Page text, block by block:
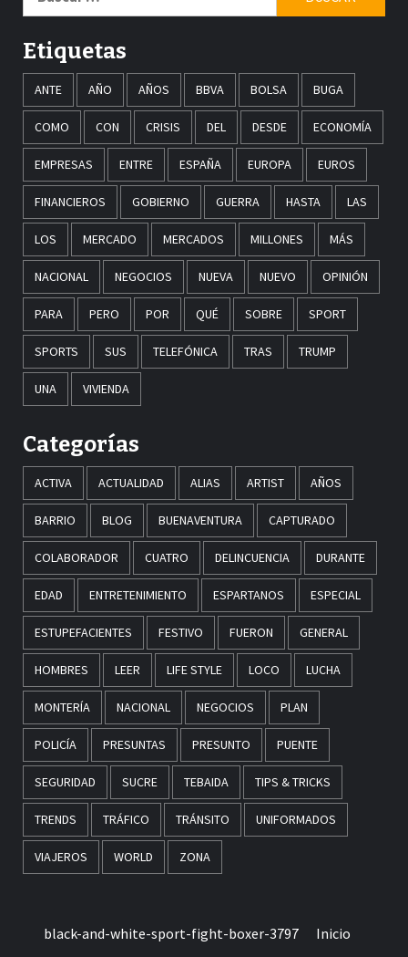
Etiquetas
ANTE AÑO AÑOS BBVA BOLSA BUGA
COMO CON CRISIS DEL DESDE ECONOMÍA
EMPRESAS ENTRE ESPAÑA EUROPA EUROS
FINANCIEROS GOBIERNO GUERRA HASTA LAS
LOS MERCADO MERCADOS MILLONES MÁS
NACIONAL NEGOCIOS NUEVA NUEVO OPINIÓN
PARA PERO POR QUÉ SOBRE SPORT
SPORTS SUS TELEFÓNICA TRAS TRUMP
UNA VIVIENDA
Categorías
ACTIVA ACTUALIDAD ALIAS ARTIST AÑOS
BARRIO BLOG BUENAVENTURA CAPTURADO
COLABORADOR CUATRO DELINCUENCIA DURANTE
EDAD ENTRETENIMIENTO ESPARTANOS ESPECIAL
ESTUPEFACIENTES FESTIVO FUERON GENERAL
HOMBRES LEER LIFE STYLE LOCO LUCHA
MONTERÍA NACIONAL NEGOCIOS PLAN
POLICÍA PRESUNTAS PRESUNTO PUENTE
SEGURIDAD SUCRE TEBAIDA TIPS & TRICKS
TRENDS TRÁFICO TRÁNSITO UNIFORMADOS
VIAJEROS WORLD ZONA
black-and-white-sport-fight-boxer-3797 Inicio